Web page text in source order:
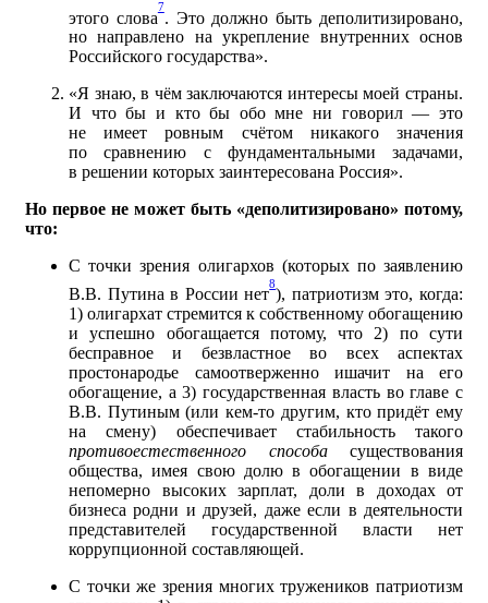
этого слова
7
. Это должно быть деполитизировано,
но направлено на укрепление внутренних основ
Российского государства».
«Я знаю, в чём заключаются интересы моей страны.
И что бы и кто бы обо мне ни говорил — это
не имеет ровным счётом никакого значения
по сравнению с фундаментальными задачами,
в решении которых заинтересована Россия».
Но первое не может быть «деполитизировано» потому,
что:
С точки зрения олигархов (которых по заявлению
В.В. Путина в России нет
8
), патриотизм это, когда:
1) олигархат стремится к собственному обогащению
и успешно обогащается потому, что 2) по сути
бесправное и безвластное во всех аспектах
простонародье самоотверженно ишачит на его
обогащение, а 3) государственная власть во главе с
В.В. Путиным (или кем-то другим, кто придёт ему
на смену) обеспечивает стабильность такого
противоестественного способасуществования
общества, имея свою долю в обогащении в виде
непомерно высоких зарплат, доли в доходах от
бизнеса родни и друзей, даже если в деятельности
представителей государственной власти нет
коррупционной составляющей.
С точки же зрения многих тружеников патриотизм